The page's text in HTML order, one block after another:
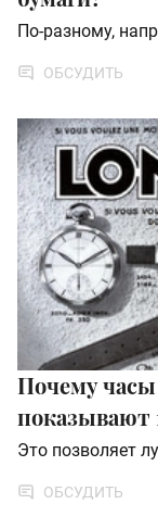
По-разному,
ОБСУДИТЬ
Почему часы
показывают
Это позволяет
ОБСУДИТЬ